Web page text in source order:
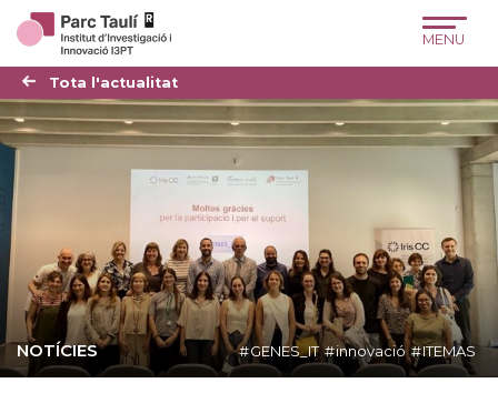
Skip
to
Content
Skip
to
navigation
Site
map
Tota l'actualitat
GENES_IT innovació ITEMAS
NOTÍCIES